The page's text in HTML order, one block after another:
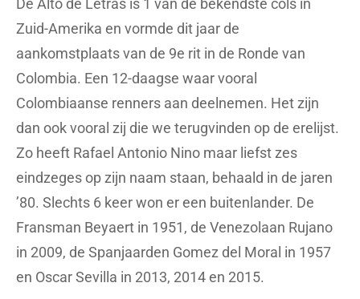
De Alto de Letras is 1 van de bekendste cols in
Zuid-Amerika en vormde dit jaar de
aankomstplaats van de 9e rit in de Ronde van
Colombia. Een 12-daagse waar vooral
Colombiaanse renners aan deelnemen. Het zijn
dan ook vooral zij die we terugvinden op de erelijst.
Zo heeft Rafael Antonio Nino maar liefst zes
eindzeges op zijn naam staan, behaald in de jaren
’80. Slechts 6 keer won er een buitenlander. De
Fransman Beyaert in 1951, de Venezolaan Rujano
in 2009, de Spanjaarden Gomez del Moral in 1957
en Oscar Sevilla in 2013, 2014 en 2015.